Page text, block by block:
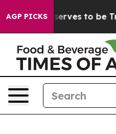
AGP PICKS
Deserves to be